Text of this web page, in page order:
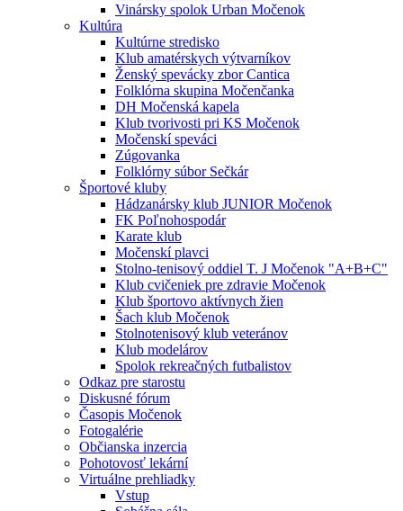
Vinársky spolok Urban Močenok
Kultúra
Kultúrne stredisko
Klub amatérskych výtvarníkov
Ženský spevácky zbor Cantica
Folklórna skupina Močenčanka
DH Močenská kapela
Klub tvorivosti pri KS Močenok
Močenskí speváci
Zúgovanka
Folklórny súbor Sečkár
Športové kluby
Hádzanársky klub JUNIOR Močenok
FK Poľnohospodár
Karate klub
Močenskí plavci
Stolno-tenisový oddiel T. J Močenok "A+B+C"
Klub cvičeniek pre zdravie Močenok
Klub športovo aktívnych žien
Šach klub Močenok
Stolnotenisový klub veteránov
Klub modelárov
Spolok rekreačných futbalistov
Odkaz pre starostu
Diskusné fórum
Časopis Močenok
Fotogalérie
Občianska inzercia
Pohotovosť lekární
Virtuálne prehliadky
Vstup